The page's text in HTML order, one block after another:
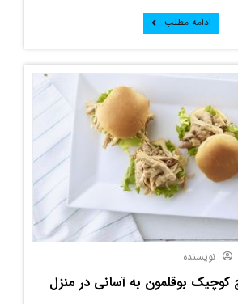
ادامه مطلب
نویسنده
بوقلمون به آسانی در منزل